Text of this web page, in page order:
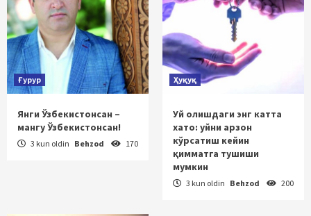
Ғурур
Янги Ўзбекистонсан –
мангу Ўзбекистонсан!
3 kun oldin Behzod 170
Ҳуқуқ
Уй олишдаги энг катта
хато: уйни арзон
кўрсатиш кейин
қимматга тушиши
мумкин
3 kun oldin Behzod 200